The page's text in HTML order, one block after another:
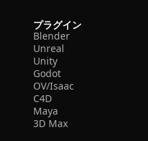
プラグイン
Blender
Unreal
Unity
Godot
OV/Isaac
C4D
Maya
3D Max